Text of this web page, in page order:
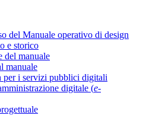
del Manuale operativo di design
e storico
del manuale
manuale
per i servizi pubblici digitali
digitale (e-